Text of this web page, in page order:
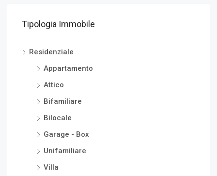
Tipologia Immobile
Residenziale
Appartamento
Attico
Bifamiliare
Bilocale
Garage - Box
Unifamiliare
Villa